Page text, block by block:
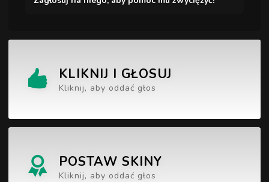
KLIKNIJ I GŁOSUJ
Kliknij, aby oddać głos
POSTAW SKINY
Kliknij, aby oddać głos